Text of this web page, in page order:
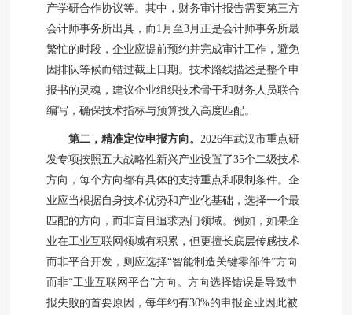
产学研合作协议等。其中，财务审计报告需要第三方
会计师事务所出具，而1月至3月正是会计师事务所最
繁忙的时段，企业应提前预约并完成审计工作，避免
因排队等候而错过截止日期。技术路线描述是整个申
报书的灵魂，建议企业组织技术骨干和财务人员联合
编写，确保技术指标与预算投入高度匹配。
第二，精准定位申报方向。2026年武汉市重点研
发专项按照五大战略性新兴产业设置了35个二级技术
方向，每个方向都有具体的支持重点和限制条件。企
业应当根据自身技术优势和产业化基础，选择一个最
匹配的方向，而非盲目追求热门领域。例如，如果企
业在工业互联网领域有积累，但更擅长底层传感技术
而非平台开发，则应选择“智能制造关键零部件”方向
而非“工业互联网平台”方向。方向选择错误是导致申
报失败的首要原因，每年约有30%的申报企业因此被